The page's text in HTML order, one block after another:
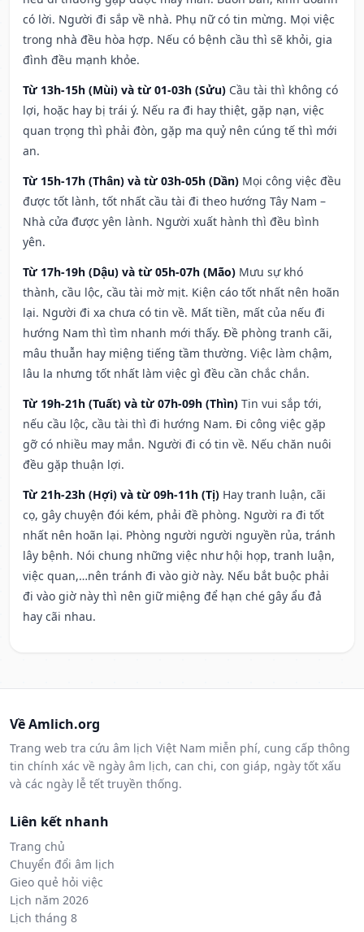
có lời. Người đi sắp về nhà. Phụ nữ có tin mừng. Mọi việc
trong nhà đều hòa hợp. Nếu có bệnh cầu thì sẽ khỏi, gia
đình đều mạnh khỏe.
Từ 13h-15h (Mùi) và từ 01-03h (Sửu) Cầu tài thì không có
lợi, hoặc hay bị trái ý. Nếu ra đi hay thiệt, gặp nạn, việc
quan trọng thì phải đòn, gặp ma quỷ nên cúng tế thì mới
an.
Từ 15h-17h (Thân) và từ 03h-05h (Dần) Mọi công việc đều
được tốt lành, tốt nhất cầu tài đi theo hướng Tây Nam –
Nhà cửa được yên lành. Người xuất hành thì đều bình
yên.
Từ 17h-19h (Dậu) và từ 05h-07h (Mão) Mưu sự khó
thành, cầu lộc, cầu tài mờ mịt. Kiện cáo tốt nhất nên hoãn
lại. Người đi xa chưa có tin về. Mất tiền, mất của nếu đi
hướng Nam thì tìm nhanh mới thấy. Đề phòng tranh cãi,
mâu thuẫn hay miệng tiếng tầm thường. Việc làm chậm,
lâu la nhưng tốt nhất làm việc gì đều cần chắc chắn.
Từ 19h-21h (Tuất) và từ 07h-09h (Thìn) Tin vui sắp tới,
nếu cầu lộc, cầu tài thì đi hướng Nam. Đi công việc gặp
gỡ có nhiều may mắn. Người đi có tin về. Nếu chăn nuôi
đều gặp thuận lợi.
Từ 21h-23h (Hợi) và từ 09h-11h (Tị) Hay tranh luận, cãi
cọ, gây chuyện đói kém, phải đề phòng. Người ra đi tốt
nhất nên hoãn lại. Phòng người người nguyền rủa, tránh
lây bệnh. Nói chung những việc như hội họp, tranh luận,
việc quan,…nên tránh đi vào giờ này. Nếu bắt buộc phải
đi vào giờ này thì nên giữ miệng để hạn ché gây ẩu đả
hay cãi nhau.
Về Amlich.org
Trang web tra cứu âm lịch Việt Nam miễn phí, cung cấp thông
tin chính xác về ngày âm lịch, can chi, con giáp, ngày tốt xấu
và các ngày lễ tết truyền thống.
Liên kết nhanh
Trang chủ
Chuyển đổi âm lịch
Gieo quẻ hỏi việc
Lịch năm 2026
Lịch tháng 8